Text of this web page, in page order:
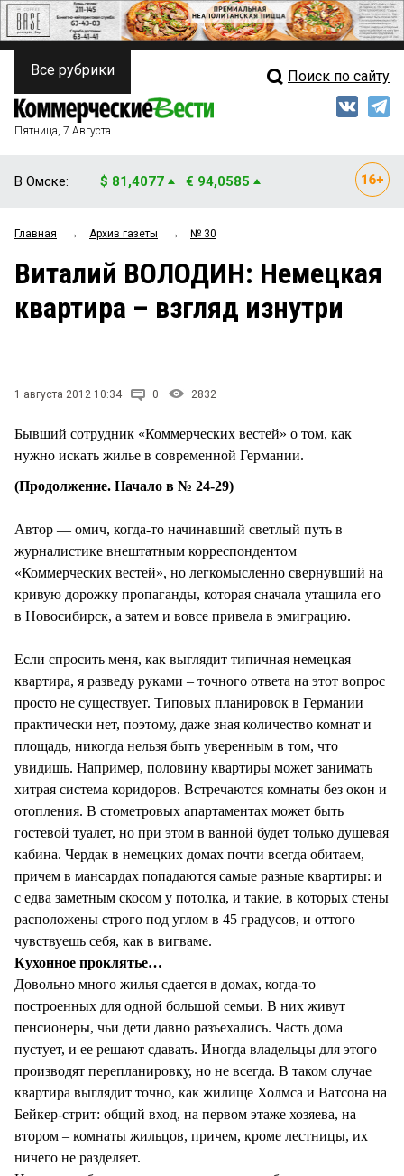
ПОЛИТИКА
ФИНАНСЫ
ОБЩЕСТВО
ЗАКОН
НОВОСТИ КОМПАНИЙ
СТИЛЬ ЖИЗНИ
Свежий выпуск
Рейтинги
Блоги
Все рубрики Поиск по сайту
Пятница, 7 Августа
В Омске: $ 81,4077 € 94,0585
Главная → Архив газеты → № 30
Виталий ВОЛОДИН: Немецкая
квартира – взгляд изнутри
1 августа 2012 10:34 0 2832
Бывший сотрудник «Коммерческих вестей» о том, как
нужно искать жилье в современной Германии.
(Продолжение. Начало в № 24-29)
Автор — омич, когда-то начинавший светлый путь в
журналистике внештатным корреспондентом
«Коммерческих вестей», но легкомысленно свернувший на
кривую дорожку пропаганды, которая сначала утащила его
в Новосибирск, а затем и вовсе привела в эмиграцию.
Если спросить меня, как выглядит типичная немецкая
квартира, я разведу руками – точного ответа на этот вопрос
просто не существует. Типовых планировок в Германии
практически нет, поэтому, даже зная количество комнат и
площадь, никогда нельзя быть уверенным в том, что
увидишь. Например, половину квартиры может занимать
хитрая система коридоров. Встречаются комнаты без окон и
отопления. В стометровых апартаментах может быть
гостевой туалет, но при этом в ванной будет только душевая
кабина. Чердак в немецких домах почти всегда обитаем,
причем в мансардах попадаются самые разные квартиры: и
с едва заметным скосом у потолка, и такие, в которых стены
расположены строго под углом в 45 градусов, и оттого
чувствуешь себя, как в вигваме.
Кухонное проклятье…
Довольно много жилья сдается в домах, когда-то
построенных для одной большой семьи. В них живут
пенсионеры, чьи дети давно разъехались. Часть дома
пустует, и ее решают сдавать. Иногда владельцы для этого
производят перепланировку, но не всегда. В таком случае
квартира выглядит точно, как жилище Холмса и Ватсона на
Бейкер-стрит: общий вход, на первом этаже хозяева, на
втором – комнаты жильцов, причем, кроме лестницы, их
ничего не разделяет.